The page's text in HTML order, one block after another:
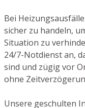
Bei
sicher zu handeln,
Situation zu
24/7-Notdienst an,
sind und zügig vor
ohne
Unsere geschulten